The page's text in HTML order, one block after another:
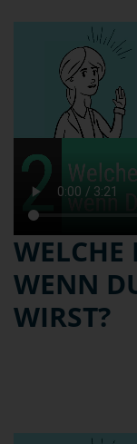
WELCHE
WENN
WIRST?